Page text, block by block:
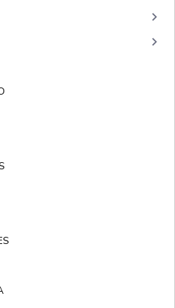
keyboard_arrow_right
keyboard_arrow_right